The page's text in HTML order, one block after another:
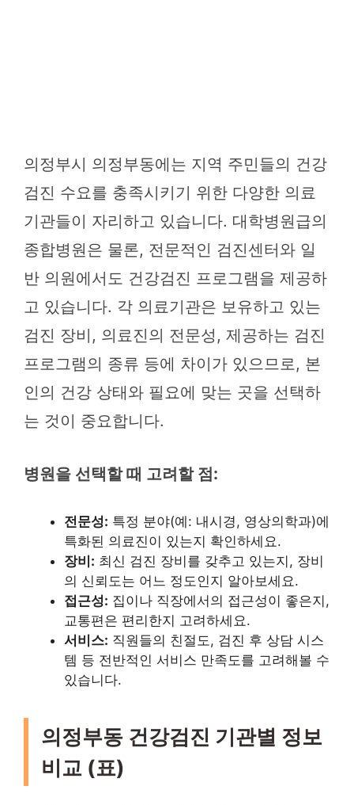
의정부시 의정부동에는 지역 주민들의 건강
검진 수요를 충족시키기 위한 다양한 의료
기관들이 자리하고 있습니다. 대학병원급의
종합병원은 물론, 전문적인 검진센터와 일
반 의원에서도 건강검진 프로그램을 제공하
고 있습니다. 각 의료기관은 보유하고 있는
검진 장비, 의료진의 전문성, 제공하는 검진
프로그램의 종류 등에 차이가 있으므로, 본
인의 건강 상태와 필요에 맞는 곳을 선택하
는 것이 중요합니다.
병원을 선택할 때 고려할 점:
전문성: 특정 분야(예: 내시경, 영상의학과)에
특화된 의료진이 있는지 확인하세요.
장비: 최신 검진 장비를 갖추고 있는지, 장비
의 신뢰도는 어느 정도인지 알아보세요.
접근성: 집이나 직장에서의 접근성이 좋은지,
교통편은 편리한지 고려하세요.
서비스: 직원들의 친절도, 검진 후 상담 시스
템 등 전반적인 서비스 만족도를 고려해볼 수
있습니다.
의정부동 건강검진 기관별 정보
비교 (표)